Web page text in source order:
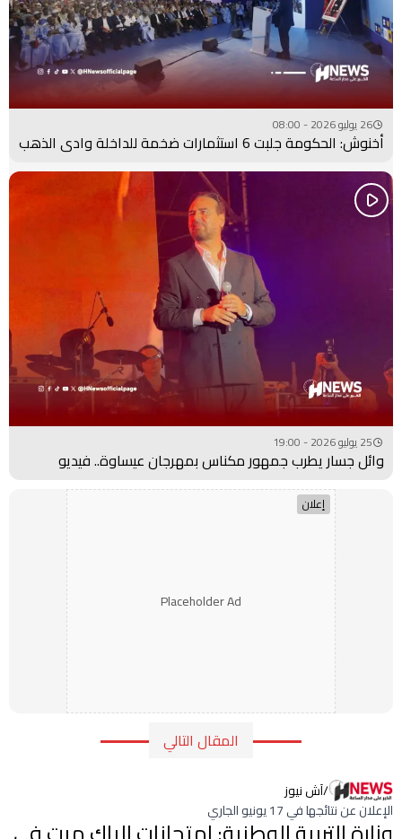
26 يوليو 2026 - 08:00
أخنوش: الحكومة جلبت 6 استثمارات ضخمة للداخلة وادي الذهب
25 يوليو 2026 - 19:00
وائل جسار يطرب جمهور مكناس بمهرجان عيساوة.. فيديو
إعلان
Placeholder Ad
المقال التالي
/آش نيوز
الإعلان عن نتائجها في 17 يونيو الجاري